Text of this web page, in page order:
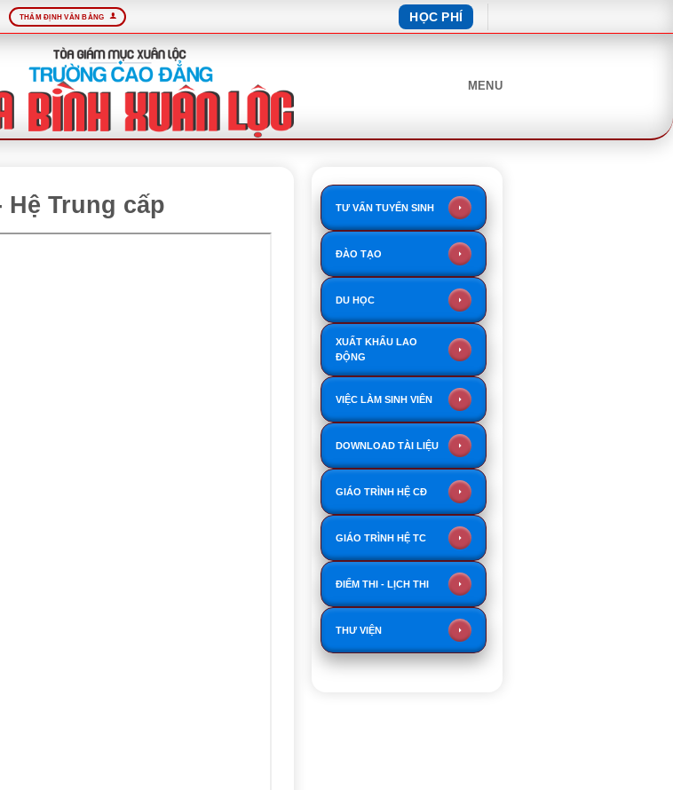
THẨM ĐỊNH VĂN BẰNG HỌC PHÍ
MENU
Trung cấp TƯ VẤN TUYỂN SINH
ĐÀO TẠO
DU HỌC
XUẤT KHẨU LAO
ĐỘNG
VIỆC LÀM SINH VIÊN
DOWNLOAD TÀI LIỆU
GIÁO TRÌNH HỆ CĐ
GIÁO TRÌNH HỆ TC
ĐIỂM THI - LỊCH THI
THƯ VIỆN